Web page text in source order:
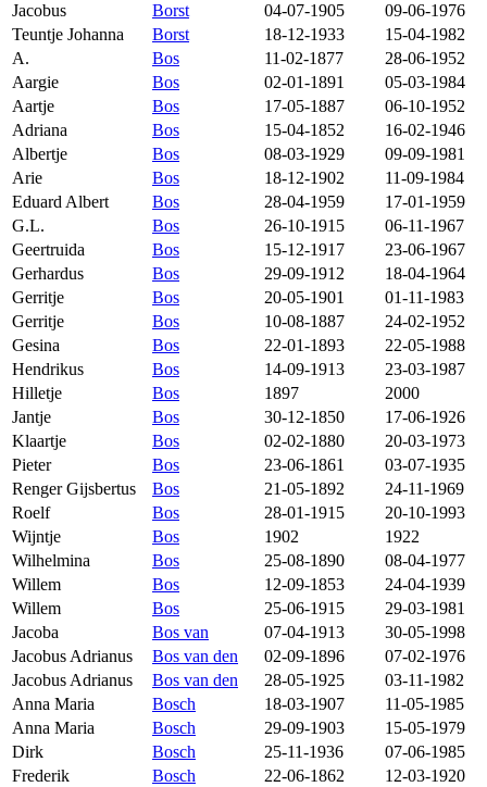
Jacobus
Borst 04-07-1905
09-06-1976
Teuntje Johanna
Borst 18-12-1933
15-04-1982
A.
Bos 11-02-1877
28-06-1952
Aargie
Bos 02-01-1891
05-03-1984
Aartje
Bos 17-05-1887
06-10-1952
Adriana
Bos 15-04-1852
16-02-1946
Albertje
Bos 08-03-1929
09-09-1981
Arie
Bos 18-12-1902
11-09-1984
Eduard Albert
Bos 28-04-1959
17-01-1959
G.L.
Bos 26-10-1915
06-11-1967
Geertruida
Bos 15-12-1917
23-06-1967
Gerhardus
Bos 29-09-1912
18-04-1964
Gerritje
Bos 20-05-1901
01-11-1983
Gerritje
Bos 10-08-1887
24-02-1952
Gesina
Bos 22-01-1893
22-05-1988
Hendrikus
Bos 14-09-1913
23-03-1987
Hilletje
Bos 1897
2000
Jantje
Bos 30-12-1850
17-06-1926
Klaartje
Bos 02-02-1880
20-03-1973
Pieter
Bos 23-06-1861
03-07-1935
Renger Gijsbertus
Bos 21-05-1892
24-11-1969
Roelf
Bos 28-01-1915
20-10-1993
Wijntje
Bos 1902
1922
Wilhelmina
Bos 25-08-1890
08-04-1977
Willem
Bos 12-09-1853
24-04-1939
Willem
Bos 25-06-1915
29-03-1981
Jacoba
Bos van 07-04-1913
30-05-1998
Jacobus Adrianus
Bos van den 02-09-1896
07-02-1976
Jacobus Adrianus
Bos van den 28-05-1925
03-11-1982
Anna Maria
Bosch 18-03-1907
11-05-1985
Anna Maria
Bosch 29-09-1903
15-05-1979
Dirk
Bosch 25-11-1936
07-06-1985
Frederik
Bosch 22-06-1862
12-03-1920